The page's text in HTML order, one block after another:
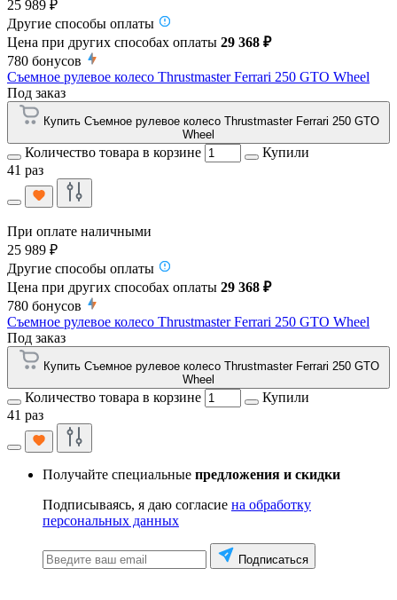
25 989 ₽
Другие способы оплаты
Цена при других способах оплаты 29 368 ₽
780 бонусов
Съемное рулевое колесо Thrustmaster Ferrari 250 GTO Wheel
Под заказ
Купить Съемное рулевое колесо Thrustmaster Ferrari 250 GTO
Wheel
Количество товара в корзине
Купили
41 раз
При оплате наличными
25 989 ₽
Другие способы оплаты
Цена при других способах оплаты 29 368 ₽
780 бонусов
Съемное рулевое колесо Thrustmaster Ferrari 250 GTO Wheel
Под заказ
Купить Съемное рулевое колесо Thrustmaster Ferrari 250 GTO
Wheel
Количество товара в корзине
Купили
41 раз
Получайте специальные предложения и скидки
Подписываясь, я даю согласие на обработку
персональных данных
Подписаться